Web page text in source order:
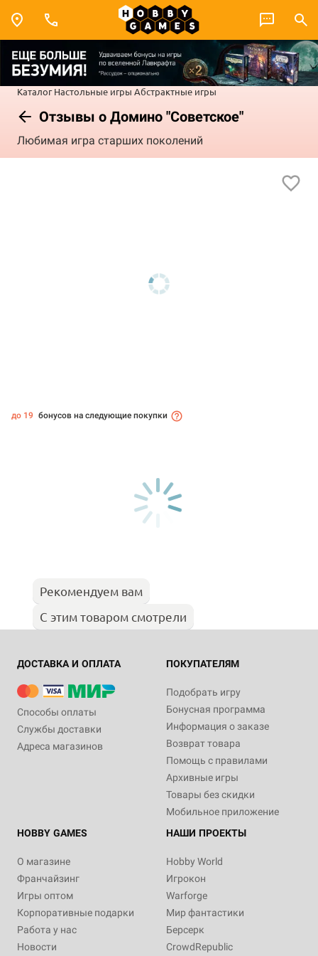
Каталог Настольные игры Абстрактные игры
Отзывы о Домино "Советское"
Любимая игра старших поколений
до 19 бонусов на следующие покупки
Рекомендуем вам
С этим товаром смотрели
ДОСТАВКА И ОПЛАТА
Способы оплаты
Службы доставки
Адреса магазинов
ПОКУПАТЕЛЯМ
Подобрать игру
Бонусная программа
Информация о заказе
Возврат товара
Помощь с правилами
Архивные игры
Товары без скидки
Мобильное приложение
HOBBY GAMES
О магазине
Франчайзинг
Игры оптом
Корпоративные подарки
Работа у нас
Новости
НАШИ ПРОЕКТЫ
Hobby World
Игрокон
Warforge
Мир фантастики
Берсерк
CrowdRepublic